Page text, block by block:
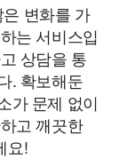
변화를 가
는 서비스입
상담을 통
. 확보해둔
가 문제 없이
고 깨끗한
요!